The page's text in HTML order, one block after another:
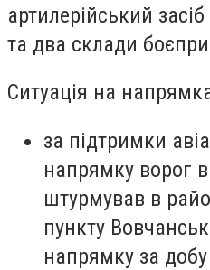
артилерійський
та два склади
Ситуація на
за підтримки
напрямку ворог
штурмував в
пункту
напрямку за